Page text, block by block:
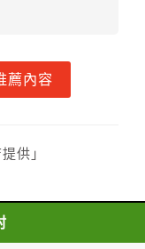
十。
十。
日至第三日到達
十。
使用：
薦內容
供」